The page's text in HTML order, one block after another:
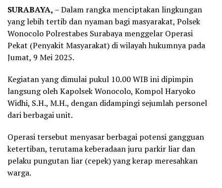
SURABAYA, – Dalam rangka menciptakan lingkungan
yang lebih tertib dan nyaman bagi masyarakat, Polsek
Wonocolo Polrestabes Surabaya menggelar Operasi
Pekat (Penyakit Masyarakat) di wilayah hukumnya pada
Jumat, 9 Mei 2025.
Kegiatan yang dimulai pukul 10.00 WIB ini dipimpin
langsung oleh Kapolsek Wonocolo, Kompol Haryoko
Widhi, S.H., M.H., dengan didampingi sejumlah personel
dari berbagai unit.
Operasi tersebut menyasar berbagai potensi gangguan
ketertiban, terutama keberadaan juru parkir liar dan
pelaku pungutan liar (cepek) yang kerap meresahkan
warga.